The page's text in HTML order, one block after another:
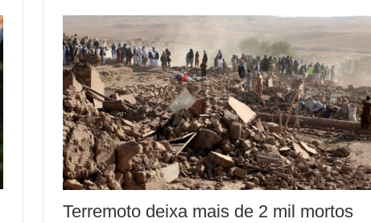
Terremoto deixa mais de 2 mil mortos